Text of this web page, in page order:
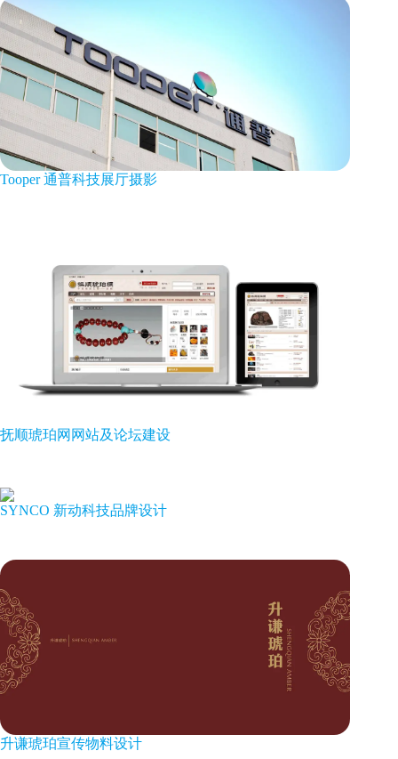
Tooper 通普科技展厅摄影
抚顺琥珀网网站及论坛建设
SYNCO 新动科技品牌设计
升谦琥珀宣传物料设计